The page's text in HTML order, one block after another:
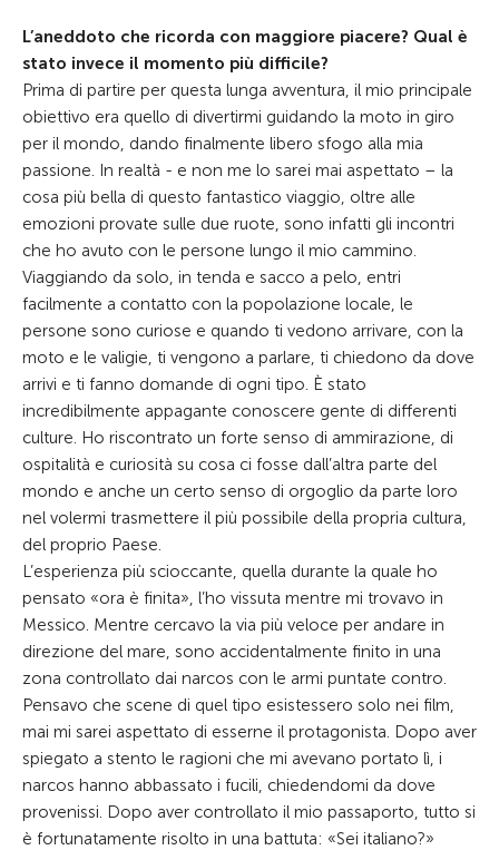
L’aneddoto che ricorda con maggiore piacere? Qual è
stato invece il momento più difficile?
Prima di partire per questa lunga avventura, il mio principale
obiettivo era quello di divertirmi guidando la moto in giro
per il mondo, dando finalmente libero sfogo alla mia
passione. In realtà - e non me lo sarei mai aspettato – la
cosa più bella di questo fantastico viaggio, oltre alle
emozioni provate sulle due ruote, sono infatti gli incontri
che ho avuto con le persone lungo il mio cammino.
Viaggiando da solo, in tenda e sacco a pelo, entri
facilmente a contatto con la popolazione locale, le
persone sono curiose e quando ti vedono arrivare, con la
moto e le valigie, ti vengono a parlare, ti chiedono da dove
arrivi e ti fanno domande di ogni tipo. È stato
incredibilmente appagante conoscere gente di differenti
culture. Ho riscontrato un forte senso di ammirazione, di
ospitalità e curiosità su cosa ci fosse dall’altra parte del
mondo e anche un certo senso di orgoglio da parte loro
nel volermi trasmettere il più possibile della propria cultura,
del proprio Paese.
L’esperienza più scioccante, quella durante la quale ho
pensato «ora è finita», l’ho vissuta mentre mi trovavo in
Messico. Mentre cercavo la via più veloce per andare in
direzione del mare, sono accidentalmente finito in una
zona controllato dai narcos con le armi puntate contro.
Pensavo che scene di quel tipo esistessero solo nei film,
mai mi sarei aspettato di esserne il protagonista. Dopo aver
spiegato a stento le ragioni che mi avevano portato lì, i
narcos hanno abbassato i fucili, chiedendomi da dove
provenissi. Dopo aver controllato il mio passaporto, tutto si
è fortunatamente risolto in una battuta: «Sei italiano?»